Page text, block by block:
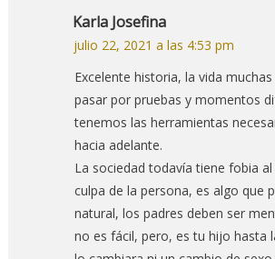
Karla Josefina
julio 22, 2021 a las 4:53 pm
Excelente historia, la vida
pasar por pruebas y momentos
tenemos las herramientas
hacia adelante.
La sociedad todavía tiene fobia
culpa de la persona, es algo que
natural, los padres deben ser
no es fácil, pero, es tu hijo hasta